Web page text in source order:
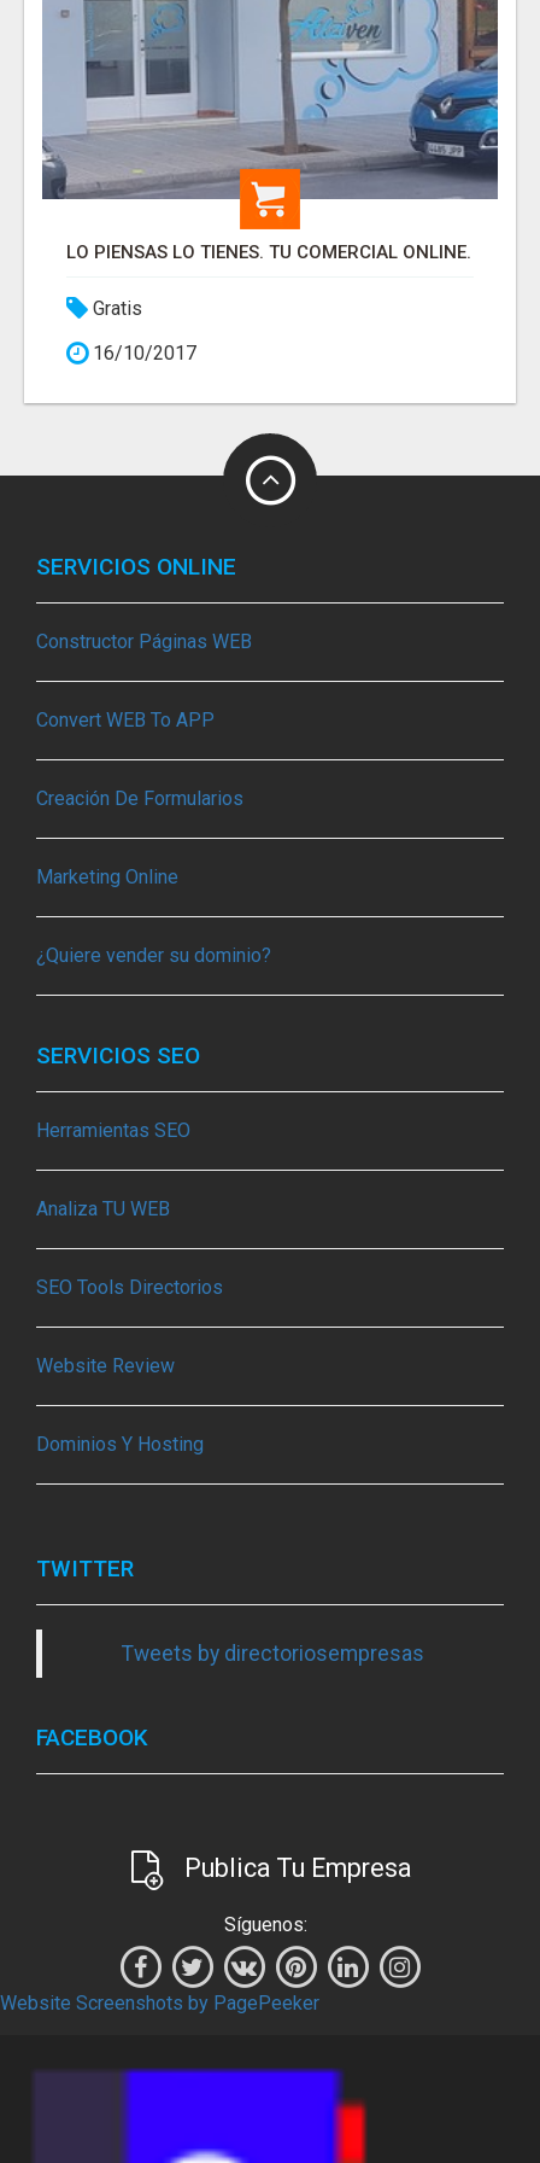
LO PIENSAS LO TIENES. TU COMERCIAL ONLINE.
Gratis
16/10/2017
SERVICIOS ONLINE
Constructor Páginas WEB
Convert WEB To APP
Creación De Formularios
Marketing Online
¿Quiere vender su dominio?
SERVICIOS SEO
Herramientas SEO
Analiza TU WEB
SEO Tools Directorios
Website Review
Dominios Y Hosting
TWITTER
Tweets by directoriosempresas
FACEBOOK
Publica Tu Empresa
Síguenos:
Website Screenshots by PagePeeker